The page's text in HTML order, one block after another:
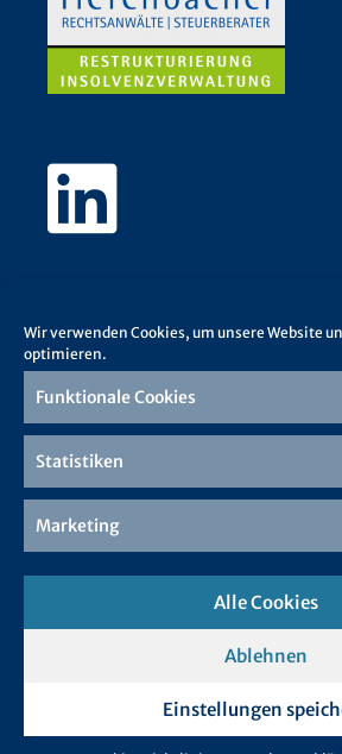
Wir verwenden Cookies, um unsere Website
optimieren.
Funktionale Cookies
Statistiken
Marketing
Alle Cookies
Ablehnen
Einstellungen